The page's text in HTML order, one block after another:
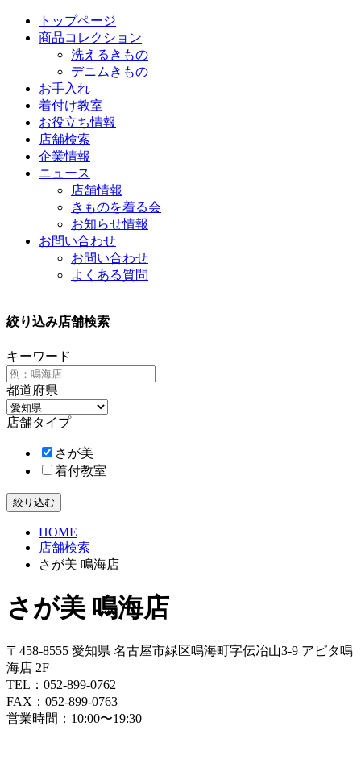
トップページ
商品コレクション
洗えるきもの
デニムきもの
お手入れ
着付け教室
お役立ち情報
店舗検索
企業情報
ニュース
店舗情報
きものを着る会
お知らせ情報
お問い合わせ
お問い合わせ
よくある質問
絞り込み店舗検索
キーワード
都道府県
店舗タイプ
さが美
着付教室
HOME
店舗検索
さが美 鳴海店
さが美 鳴海店
〒458-8555 愛知県 名古屋市緑区鳴海町字伝冶山3-9 アピタ鳴
海店 2F
TEL： 052-899-0762
FAX：052-899-0763
営業時間：10:00〜19:30